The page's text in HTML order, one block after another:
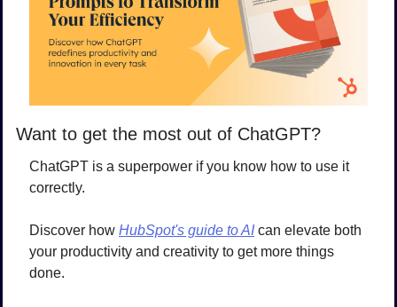
Want to get the most out of ChatGPT?
ChatGPT is a superpower if you know how to use it
correctly.
Discover how HubSpot's guide to AI can elevate both
your productivity and creativity to get more things
done.